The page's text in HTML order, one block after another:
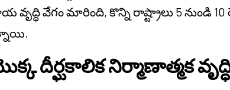
వేగం మారింది, కొన్ని రాష్ట్రాలు 5 నుండి 10
దీర్ఘకాలిక నిర్మాణాత్మక